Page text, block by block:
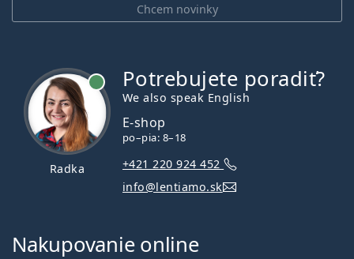
Chcem novinky
Radka
Potrebujete poradiť?
We also speak English
E-shop
po–pia: 8–18
+421 220 924 452
info@lentiamo.sk
Nakupovanie online